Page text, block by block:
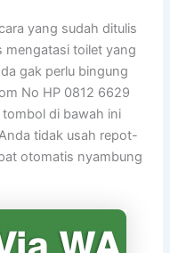
yang sudah ditulis
mengatasi toilet yang
gak perlu bingung
No HP 0812 6629
di bawah ini
tidak usah repot-
otomatis nyambung